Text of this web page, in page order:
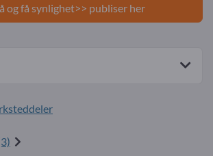
og få synlighet>> publiser her